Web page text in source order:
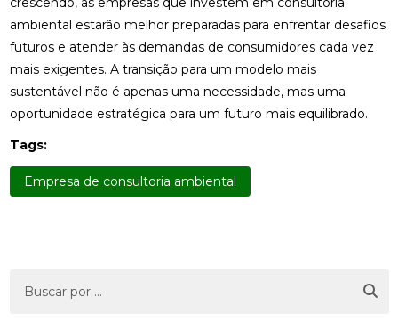
ambiental estarão melhor preparadas para enfrentar desafios
futuros e atender às demandas de consumidores cada vez
mais exigentes. A transição para um modelo mais
sustentável não é apenas uma necessidade, mas uma
oportunidade estratégica para um futuro mais equilibrado.
Tags:
Empresa de consultoria ambiental